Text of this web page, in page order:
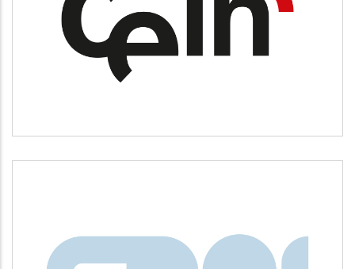
CEIN
Desarrollo empresarial
CNAI